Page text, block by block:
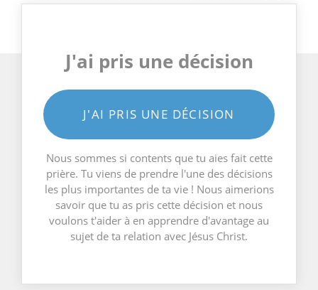
J'ai pris une décision
J'AI PRIS UNE DÉCISION
Nous sommes si contents que tu aies fait cette
prière. Tu viens de prendre l'une des décisions
les plus importantes de ta vie ! Nous aimerions
savoir que tu as pris cette décision et nous
voulons t'aider à en apprendre d'avantage au
sujet de ta relation avec Jésus Christ.